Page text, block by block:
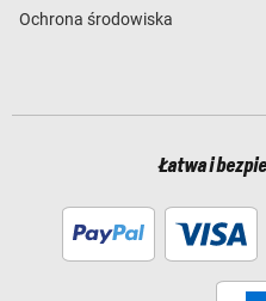
Ochrona środowiska
Łatwa i